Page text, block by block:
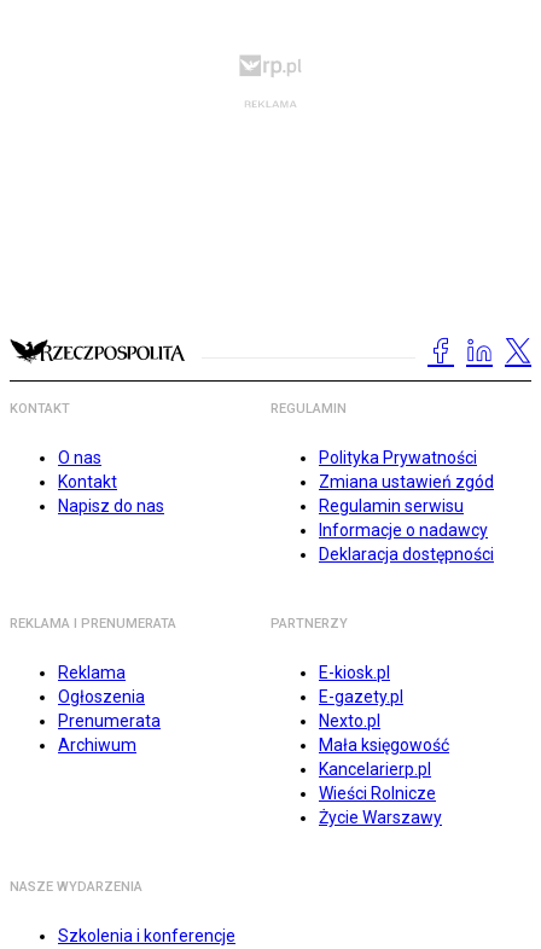
KONTAKT
O nas
Kontakt
Napisz do nas
REGULAMIN
Polityka Prywatności
Zmiana ustawień zgód
Regulamin serwisu
Informacje o nadawcy
Deklaracja dostępności
REKLAMA I PRENUMERATA
Reklama
Ogłoszenia
Prenumerata
Archiwum
PARTNERZY
E-kiosk.pl
E-gazety.pl
Nexto.pl
Mała księgowość
Kancelarierp.pl
Wieści Rolnicze
Życie Warszawy
NASZE WYDARZENIA
Szkolenia i konferencje